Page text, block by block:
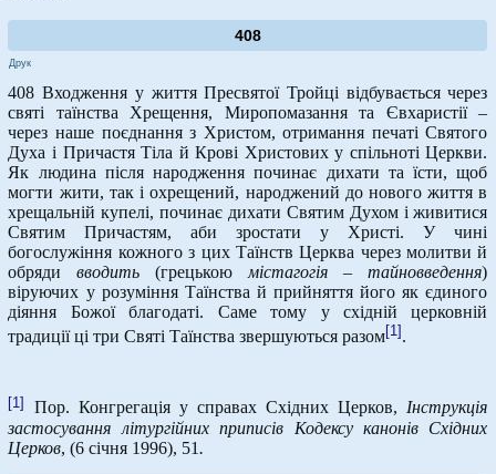
408
Друк
408 Входження у життя Пресвятої Тройці відбувається через
святі таїнства Хрещення, Миропомазання та Євхаристії –
через наше поєднання з Христом, отримання печаті Святого
Духа і Причастя Тіла й Крові Христових у спільноті Церкви.
Як людина після народження починає дихати та їсти, щоб
могти жити, так і охрещений, народжений до нового життя в
хрещальній купелі, починає дихати Святим Духом і живитися
Святим Причастям, аби зростати у Христі. У чині
богослужіння кожного з цих Таїнств Церква через молитви й
обрядивводить (грецькою містагогія – тайновведення)
віруючих у розуміння Таїнства й прийняття його як єдиного
діяння Божої благодаті. Саме тому у східній церковній
традиції ці три Святі Таїнства звершуються разом[1] .
[1] Пор. Конгрегація у справах Східних Церков,Інструкція
застосування літургійних приписів Кодексу канонів Східних
Церков, (6 січня 1996), 51.